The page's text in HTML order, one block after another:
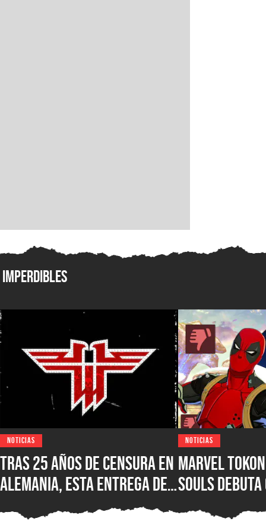
Imperdibles
NOTICIAS
Tras 25 años de censura en
Alemania, esta entrega de
Wolfenstein por fin está
disponible en su versión
NOTICIAS
Marvel
Souls debuta
reseñas
Steam,